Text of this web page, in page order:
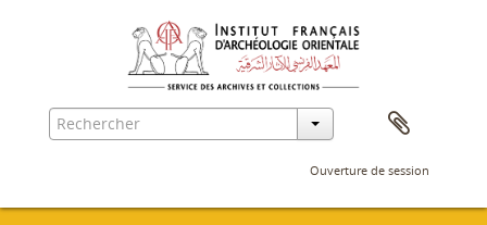
Ouverture de session